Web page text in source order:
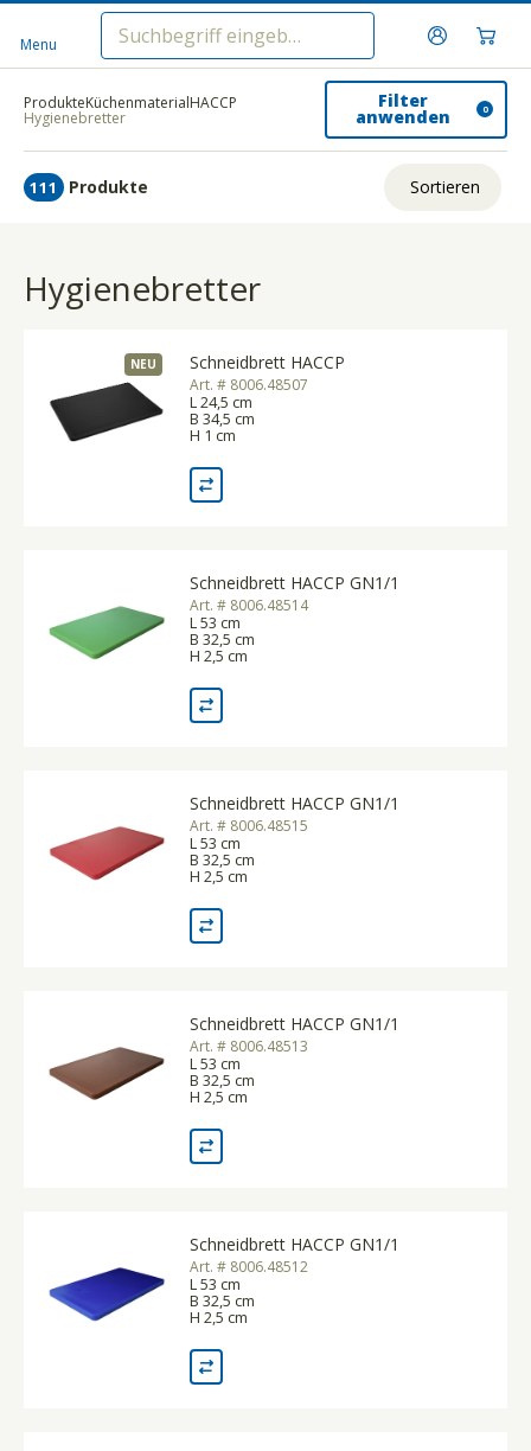
Menu
ProdukteKüchenmaterialHACCP
Hygienebretter
Filter
anwenden 0
111 Produkte Sortieren
Hygienebretter
NEU Schneidbrett HACCP
Art. # 8006.48507
L 24,5 cm
B 34,5 cm
H 1 cm
Schneidbrett HACCP GN1/1
Art. # 8006.48514
L 53 cm
B 32,5 cm
H 2,5 cm
Schneidbrett HACCP GN1/1
Art. # 8006.48515
L 53 cm
B 32,5 cm
H 2,5 cm
Schneidbrett HACCP GN1/1
Art. # 8006.48513
L 53 cm
B 32,5 cm
H 2,5 cm
Schneidbrett HACCP GN1/1
Art. # 8006.48512
L 53 cm
B 32,5 cm
H 2,5 cm